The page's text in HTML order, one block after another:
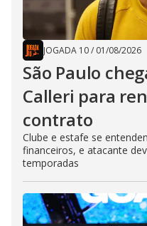
JOGADA 10/ 01/08/2026
São Paulo
Calleri para
contrato
Clube e estafe se
financeiros, e atacante
temporadas